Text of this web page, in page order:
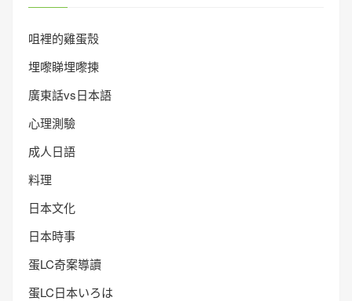
咀裡的雞蛋殼
埋嚟睇埋嚟揀
廣東話vs日本語
心理測驗
成人日語
料理
日本文化
日本時事
蛋LC奇案導讀
蛋LC日本いろは